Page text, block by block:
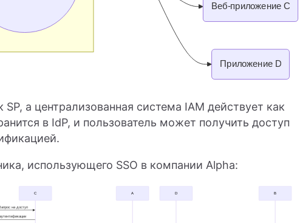
а централизованная система IAM действует как
в IdP, и пользователь может получить доступ
использующего SSO в компании Alpha: